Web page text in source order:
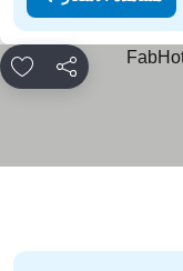
مشاركة
الأسعار